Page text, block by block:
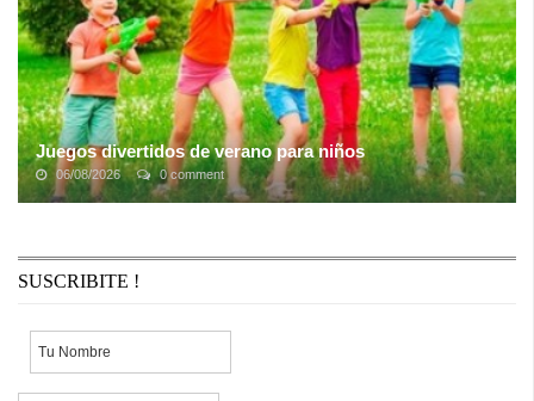
Juegos divertidos de verano para niños
06/08/2026 0 comment
No hay escuela y los niños ya dicen que están aburridos. La
SUSCRIBITE !